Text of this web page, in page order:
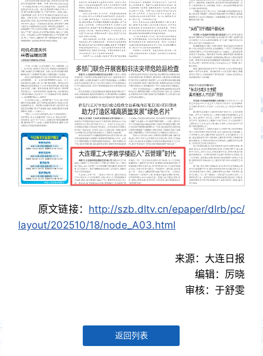
原文链接： http://szb.dltv.cn/epaper/dlrb/pc/
layout/202510/18/node_A03.html
来源：大连日报
编辑：厉晓
审核：于舒雯
返回列表